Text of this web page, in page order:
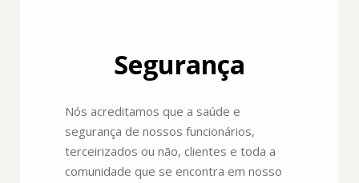
Segurança
Nós acreditamos que a saúde e
segurança de nossos funcionários,
terceirizados ou não, clientes e toda a
comunidade que se encontra em nosso